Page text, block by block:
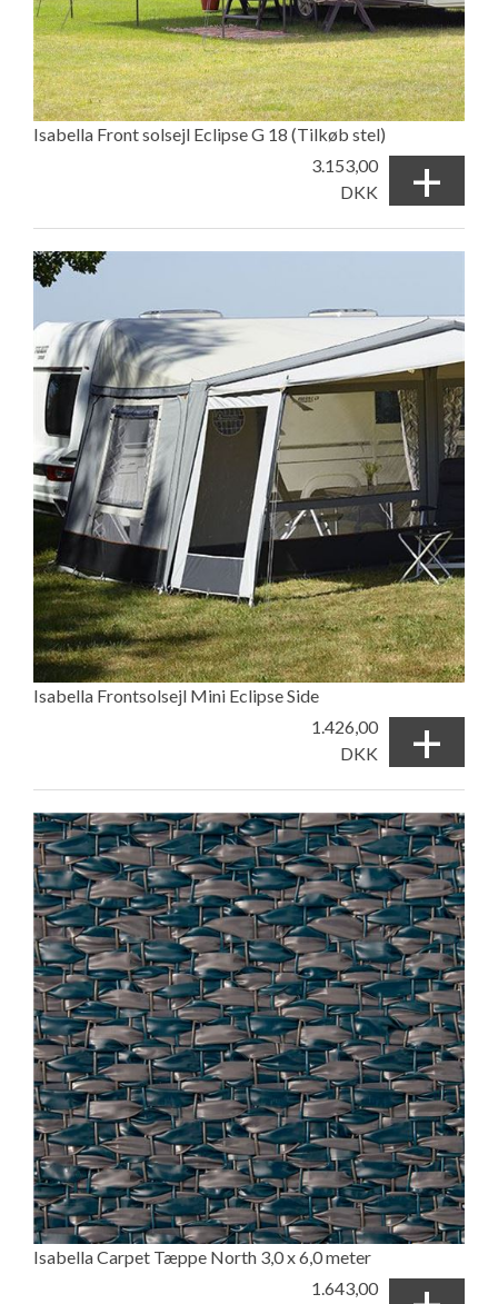
Isabella Front solsejl Eclipse G 18 (Tilkøb stel)
3.153,00
DKK
+
Isabella Frontsolsejl Mini Eclipse Side
1.426,00
DKK
+
Isabella Carpet Tæppe North 3,0 x 6,0 meter
1.643,00